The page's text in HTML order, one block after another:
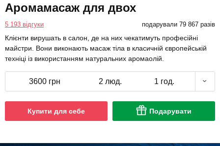
Аромамасаж для двох
5 193 відгуки подарували 79 867 разів
Клієнти вирушать в салон, де на них чекатимуть професійні
майстри. Вони виконають масаж тіла в класичній європейській
техніці із використанням натуральних аромаолій.
3600 грн 2 люд. 1 год.
Купити для себе Подарувати